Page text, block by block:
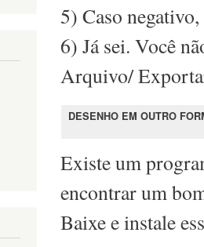
5) Caso
6) Já sei. Você
Arquivo/
DESENHO EM OUTRO
Existe um
encontrar um
Baixe e instale